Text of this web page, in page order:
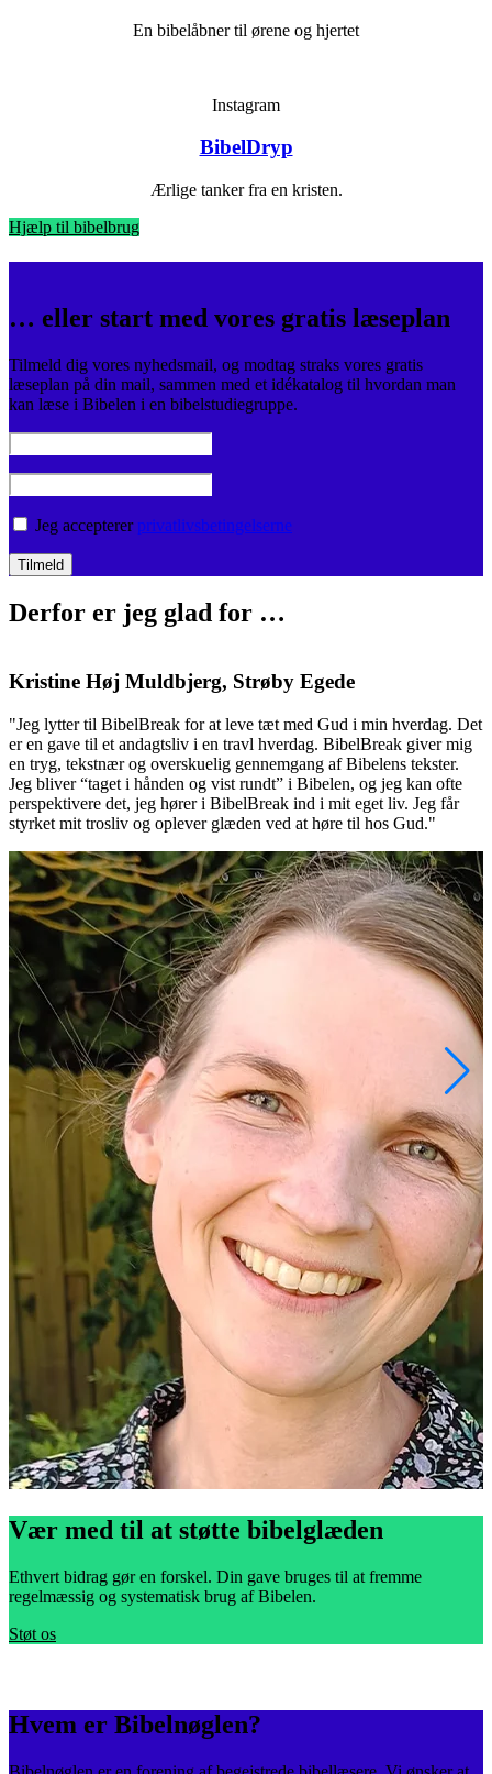
En bibelåbner til ørene og hjertet
Instagram
BibelDryp
Ærlige tanker fra en kristen.
Hjælp til bibelbrug
… eller start med vores gratis læseplan
Tilmeld dig vores nyhedsmail, og modtag straks vores gratis
læseplan på din mail, sammen med et idékatalog til hvordan man
kan læse i Bibelen i en bibelstudiegruppe.
Jeg accepterer privatlivsbetingelserne
Derfor er jeg glad for …
Kristine Høj Muldbjerg, Strøby Egede
"Jeg lytter til BibelBreak for at leve tæt med Gud i min hverdag. Det
er en gave til et andagtsliv i en travl hverdag. BibelBreak giver mig
en tryg, tekstnær og overskuelig gennemgang af Bibelens tekster.
Jeg bliver “taget i hånden og vist rundt” i Bibelen, og jeg kan ofte
perspektivere det, jeg hører i BibelBreak ind i mit eget liv. Jeg får
styrket mit trosliv og oplever glæden ved at høre til hos Gud."
Vær med til at støtte bibelglæden
Ethvert bidrag gør en forskel. Din gave bruges til at fremme
regelmæssig og systematisk brug af Bibelen.
Støt os
Hvem er Bibelnøglen?